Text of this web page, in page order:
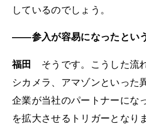
しているのでしょう。
――参入が容易になったという
福田
そうです。こうした流
シカメラ、アマゾンといった
企業が当社のパートナーにな
を拡大させるトリガーとなり